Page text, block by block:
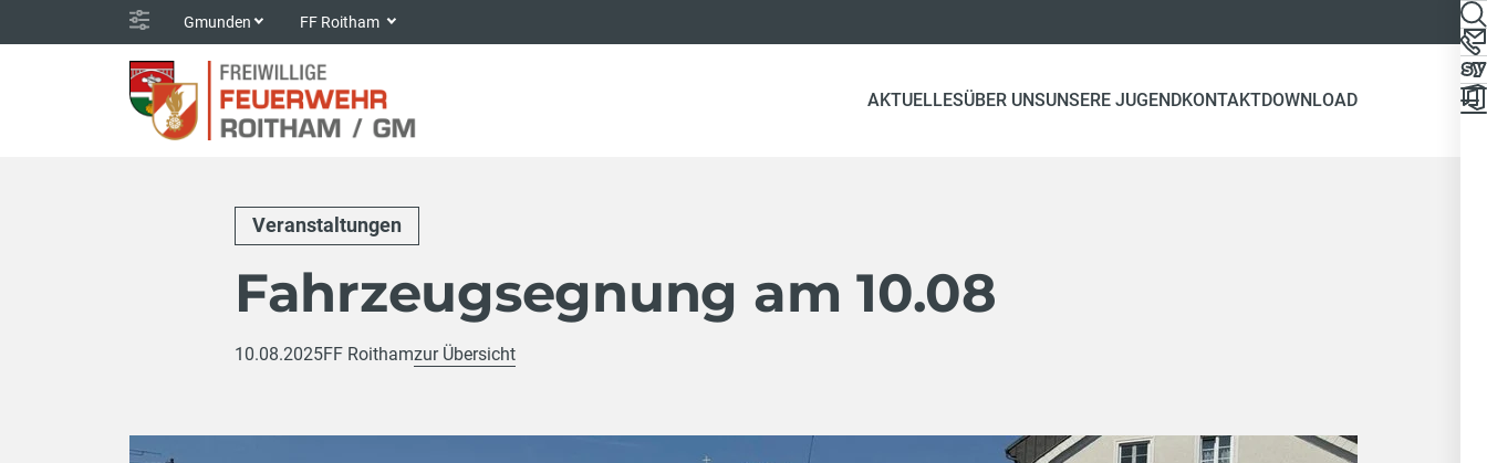
Gmunden FF Roitham
AKTUELLESÜBER UNSUNSERE JUGENDKONTAKTDOWNLOAD
Veranstaltungen
Fahrzeugsegnung am 10.08
10.08.2025FF Roithamzur Übersicht